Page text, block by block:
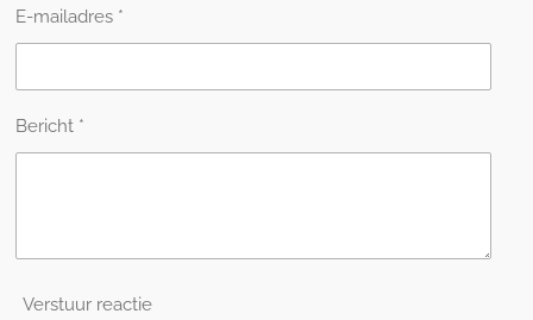
E-mailadres *
Bericht *
Verstuur reactie